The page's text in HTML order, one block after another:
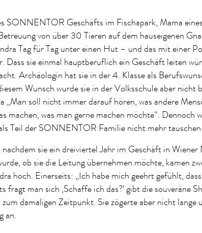
SONNENTOR Geschäfts im Fischapark, Mama
von über 30 Tieren auf dem hauseigenen
Tag für Tag unter einen Hut – und das mit einer
Dass sie einmal hauptberuflich ein Geschäft leiten
Archäologin hat sie in der 4. Klasse als
Wunsch wurde sie in der Volksschule aber nicht
„Man soll nicht immer darauf hören, was andere
machen, was man gerne machen möchte“. Dennoch
Teil der SONNENTOR Familie nicht mehr
sie ein dreiviertel Jahr im Geschäft in
ob sie die Leitung übernehmen möchte, kamen
hoch. Einerseits: „Ich habe mich geehrt gefühlt,
fragt man sich ‚Schaffe ich das?‘ gibt die souveräne
damaligen Zeitpunkt. Sie zögerte aber nicht lange
an.